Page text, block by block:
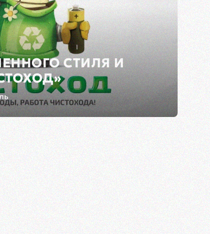
СТИЛЯ И